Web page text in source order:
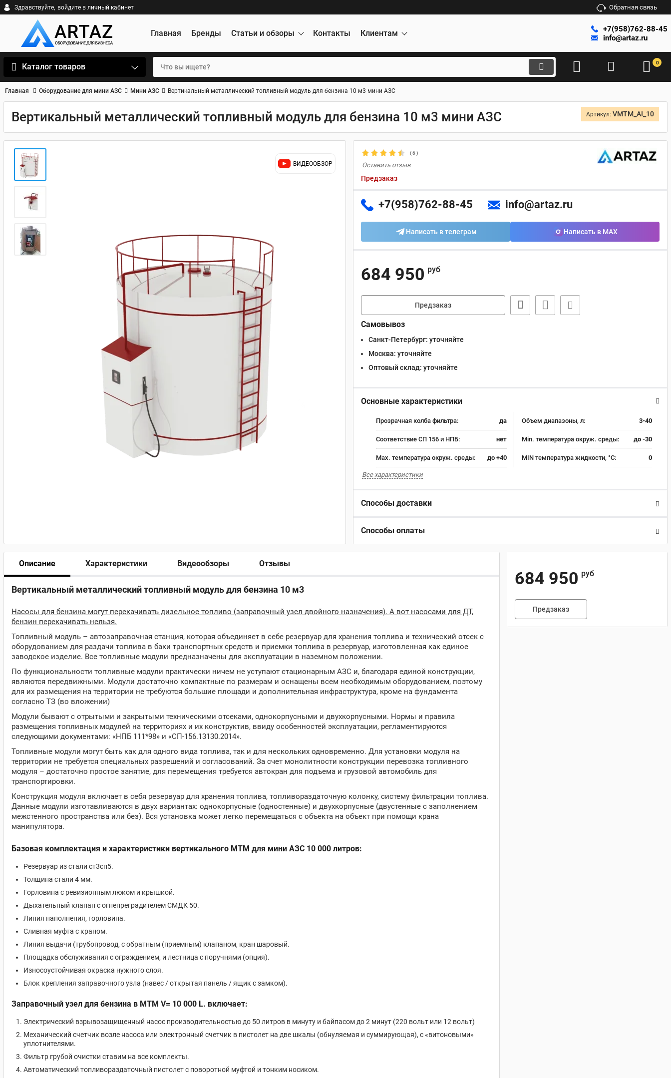
Здравствуйте, войдите в личный кабинет Обратная связь
Главная Бренды Статьи и обзоры Контакты Клиентам
+7(958)762-88-45
info@artaz.ru
Каталог товаров 0
Главная Оборудование для мини АЗС Мини АЗС Вертикальный металлический топливный модуль для бензина 10 м3 мини АЗС
Вертикальный металлический топливный модуль для бензина 10 м3 мини АЗС Артикул: VMTM_AI_10
ВИДЕООБЗОР
(6)
Оставить отзыв
Предзаказ
+7(958)762-88-45 info@artaz.ru
Написать в телеграм Написать в MAX
684 950 руб
Предзаказ
Самовывоз
Санкт-Петербург: уточняйте
Москва: уточняйте
Оптовый склад: уточняйте
Основные характеристики
Прозрачная колба фильтра: да Объем диапазоны, л: 3-40
Соответствие СП 156 и НПБ: нет Min. температура окруж. среды: до -30
Max. температура окруж. среды: до +40 MIN температура жидкости, °C: 0
Все характеристики
Способы доставки
Способы оплаты
Описание Характеристики Видеообзоры Отзывы
Вертикальный металлический топливный модуль для бензина 10 м3
Насосы для бензина могут перекачивать дизельное топливо (заправочный узел двойного назначения). А вот насосами для ДТ,
бензин перекачивать нельзя.
Топливный модуль – автозаправочная станция, которая объединяет в себе резервуар для хранения топлива и технический отсек с
оборудованием для раздачи топлива в баки транспортных средств и приемки топлива в резервуар, изготовленная как единое
заводское изделие. Все топливные модули предназначены для эксплуатации в наземном положении.
По функциональности топливные модули практически ничем не уступают стационарным АЗС и, благодаря единой конструкции,
являются передвижными. Модули достаточно компактные по размерам и оснащены всем необходимым оборудованием, поэтому
для их размещения на территории не требуются большие площади и дополнительная инфраструктура, кроме на фундамента
согласно ТЗ (во вложении)
Модули бывают с отрытыми и закрытыми техническими отсеками, однокорпусными и двухкорпусными. Нормы и правила
размещения топливных модулей на территориях и их конструктив, ввиду особенностей эксплуатации, регламентируются
следующими документами: «НПБ 111*98» и «СП-156.13130.2014».
Топливные модули могут быть как для одного вида топлива, так и для нескольких одновременно. Для установки модуля на
территории не требуется специальных разрешений и согласований. За счет монолитности конструкции перевозка топливного
модуля – достаточно простое занятие, для перемещения требуется автокран для подъема и грузовой автомобиль для
транспортировки.
Конструкция модуля включает в себя резервуар для хранения топлива, топливораздаточную колонку, систему фильтрации топлива.
Данные модули изготавливаются в двух вариантах: однокорпусные (одностенные) и двухкорпусные (двустенные с заполнением
межстенного пространства или без). Вся установка может легко перемещаться с объекта на объект при помощи крана
манипулятора.
Базовая комплектация и характеристики вертикального МТМ для мини АЗС 10 000 литров:
Резервуар из стали ст3сп5.
Толщина стали 4 мм.
Горловина с ревизионным люком и крышкой.
Дыхательный клапан с огнепреградителем СМДК 50.
Линия наполнения, горловина.
Сливная муфта с краном.
Линия выдачи (трубопровод, с обратным (приемным) клапаном, кран шаровый.
Площадка обслуживания с ограждением, и лестница с поручнями (опция).
Износоустойчивая окраска нужного слоя.
Блок крепления заправочного узла (навес / открытая панель / ящик с замком).
Заправочный узел для бензина в МТМ V= 10 000 L. включает:
Электрический взрывозащищенный насос производительностью до 50 литров в минуту и байпасом до 2 минут (220 вольт или 12 вольт)
Механический счетчик возле насоса или электронный счетчик в пистолет на две шкалы (обнуляемая и суммирующая), с «витоновыми»
уплотнителями.
Фильтр грубой очистки ставим на все комплекты.
Автоматический топливораздаточный пистолет с поворотной муфтой и тонким носиком.
684 950 руб
Предзаказ